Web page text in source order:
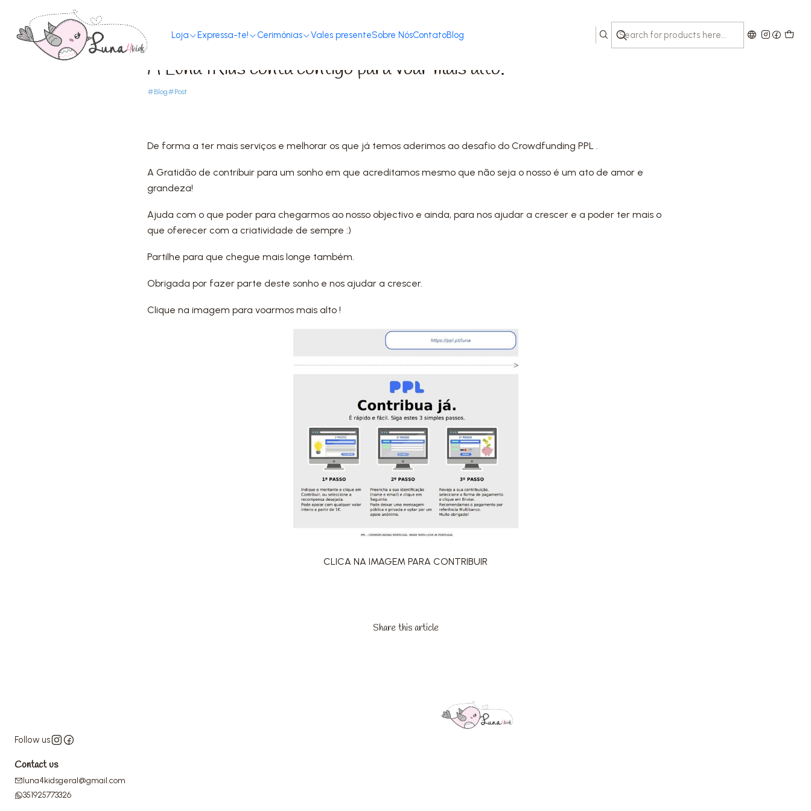
Loja Expressa-te! Cerimónias Vales presenteSobre NósContatoBlog
A Luna4Kids conta contigo para voar mais alto!
Blog Post
De forma a ter mais serviços e melhorar os que já temos aderimos ao desafio do Crowdfunding PPL .
A Gratidão de contribuir para um sonho em que acreditamos mesmo que não seja o nosso é um ato de amor e
grandeza!
Ajuda com o que poder para chegarmos ao nosso objectivo e ainda, para nos ajudar a crescer e a poder ter mais o
que oferecer com a criatividade de sempre :)
Partilhe para que chegue mais longe também.
Obrigada por fazer parte deste sonho e nos ajudar a crescer.
Clique na imagem para voarmos mais alto !
CLICA NA IMAGEM PARA CONTRIBUIR
Share this article
Follow us
Contact us
luna4kidsgeral@gmail.com
351925773326